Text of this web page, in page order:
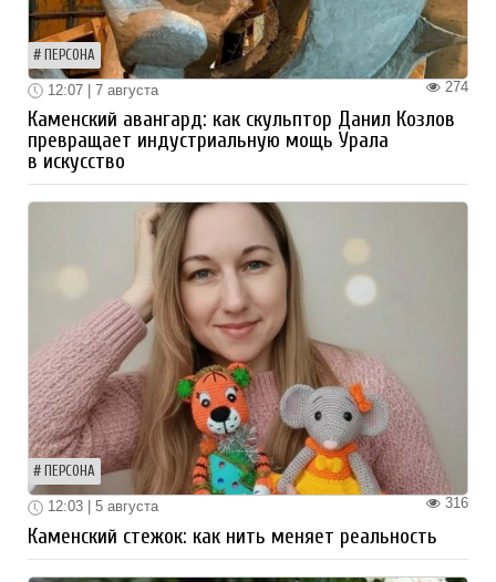
ПЕРСОНА
274
12:07 | 7 августа
Каменский авангард: как скульптор Данил Козлов
превращает индустриальную мощь Урала
в искусство
ПЕРСОНА
316
12:03 | 5 августа
Каменский стежок: как нить меняет реальность